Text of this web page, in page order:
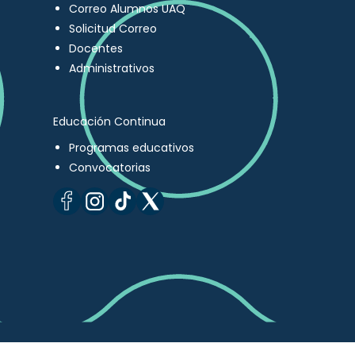
Correo Alumnos UAQ
Solicitud Correo
Docentes
Administrativos
Educación Continua
Programas educativos
Convocatorias